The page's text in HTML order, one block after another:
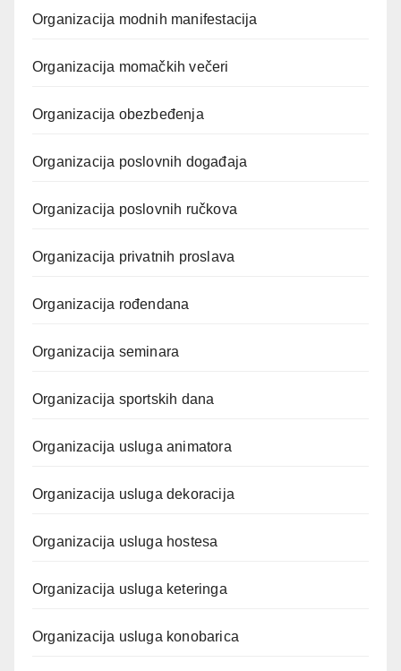
Organizacija modnih manifestacija
Organizacija momačkih večeri
Organizacija obezbeđenja
Organizacija poslovnih događaja
Organizacija poslovnih ručkova
Organizacija privatnih proslava
Organizacija rođendana
Organizacija seminara
Organizacija sportskih dana
Organizacija usluga animatora
Organizacija usluga dekoracija
Organizacija usluga hostesa
Organizacija usluga keteringa
Organizacija usluga konobarica